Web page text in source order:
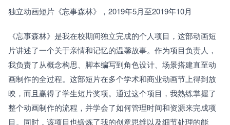
独立动画短片《忘事森林》，2019年5月至2019年10月
《忘事森林》是我在校期间独立完成的个人项目，这部动画短
片讲述了一个关于亲情和记忆的温馨故事。作为项目负责人，
我负责了从概念构思、脚本编写到角色设计、场景搭建直至动
画制作的全过程。这部短片在多个学术和商业动画节上得到放
映，而且赢得了学生短片奖项。通过这个项目，我熟练掌握了
整个动画制作的流程，并学会了如何管理时间和资源来完成项
目。同时，该项目也锻炼了我的创意思维以及细节处理的能